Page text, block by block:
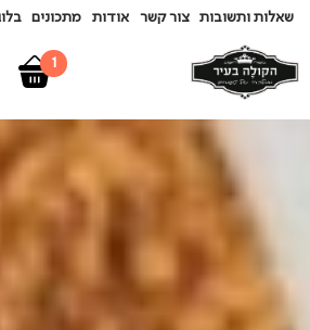
שאלות ותשובות צור קשר אודות מתכונים
1